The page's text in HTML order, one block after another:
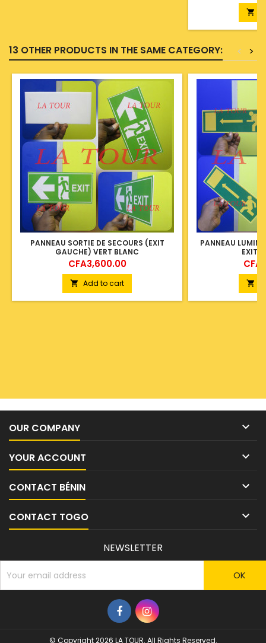

13 OTHER PRODUCTS IN THE SAME CATEGORY: >
<
PANNEAU SORTIE DE SECOURS (EXIT
GAUCHE) VERT BLANC
Price
CFA3,600.00
 Add to cart
PANNEAU
EXIT
Price

OUR COMPANY 
YOUR ACCOUNT 
CONTACT BÉNIN 
CONTACT TOGO 
NEWSLETTER
© Copyright 2026 LA TOUR. All Rights Reserved.